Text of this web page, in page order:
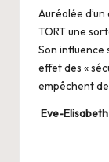
Auréolée
TORT une
Son influence
effet des «
empêchent
Eve-